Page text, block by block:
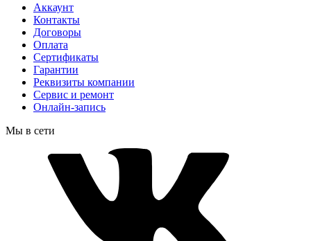
Аккаунт
Контакты
Договоры
Оплата
Сертификаты
Гарантии
Реквизиты компании
Сервис и ремонт
Онлайн-запись
Мы в сети